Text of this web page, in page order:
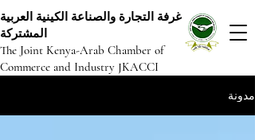
غرفة التجارة والصناعة الكينية العربية
المشتركة
The Joint Kenya-Arab Chamber of
Commerce and Industry JKACCI
مدونة